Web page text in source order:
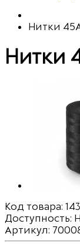
Нитки
Нитки
Код товара:
Доступность:
Артикул: